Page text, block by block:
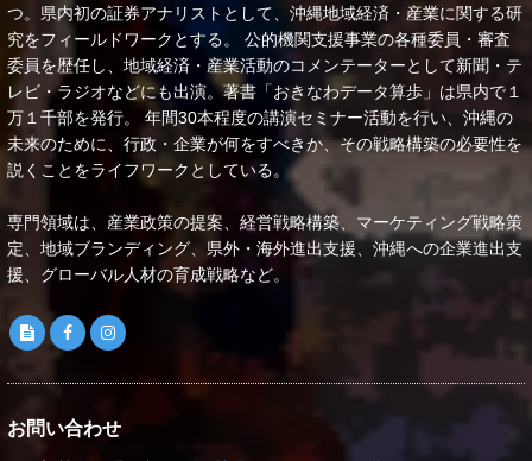
つ。県内初の証券アナリストとして、沖縄地域経済・産業に関する研
究をフィールドワークとする。 公的機関支援事業の各種委員・審査
委員を歴任し、地域経済・産業活動のコメンテーターとして新聞・テ
レビ・ラジオなどにも出演。著書「おきなわデータ算歩」は県内で１
万１千部を発行。 年間30本程度の講演セミナー活動を行い、沖縄の
未来のために、行政・企業が何をすべきか、その戦略構築の必要性を
説くことをライフワークとしている。
専門領域は、産業政策の提案、経営戦略構築、マーケティング戦略策
定、地域ブランディング、県外・海外進出支援、沖縄への企業進出支
援、グローバル人材の育成戦略など。
お問い合わせ